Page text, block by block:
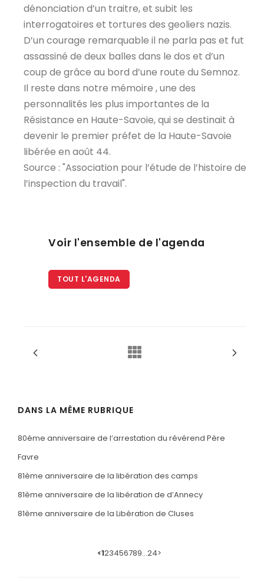
dénonciation d’un traitre, et subit les
interrogatoires et tortures des geoliers nazis.
D’un courage remarquable il ne parla pas et fut
assassiné de deux balles dans le dos et d’un
coup de grâce au bord d’une route du Semnoz.
Il reste dans notre mémoire , une des
personnalités les plus importantes de la
Résistance en Haute-Savoie, qui se destinait à
devenir le premier préfet de la Haute-Savoie
libérée en août 44.
Source : "Association pour l’étude de l’histoire de
l’inspection du travail".
Voir l'ensemble de l'agenda
TOUT L'AGENDA
DANS LA MÊME RUBRIQUE
80éme anniversaire de l’arrestation du révérend Père
Favre
81ème anniversaire de la libération des camps
81ème anniversaire de la libération de d’Annecy
81ème anniversaire de la Libération de Cluses
<123456789…24>